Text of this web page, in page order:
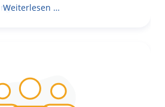
Weiterlesen …